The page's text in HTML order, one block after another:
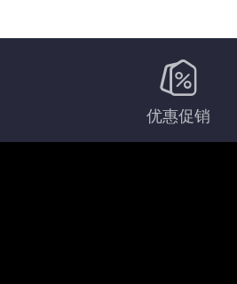
优惠促销